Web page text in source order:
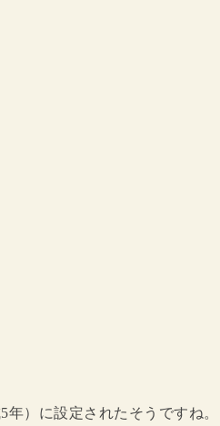
）に設定されたそうですね。